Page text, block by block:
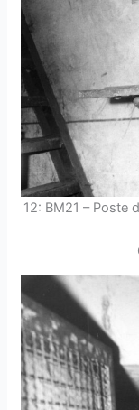
12: BM21 – Poste